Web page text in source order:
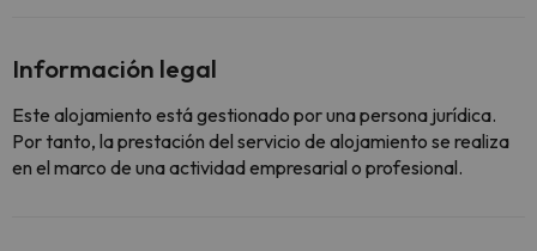
Información legal
Este alojamiento está gestionado por una persona jurídica.
Por tanto, la prestación del servicio de alojamiento se realiza
en el marco de una actividad empresarial o profesional.